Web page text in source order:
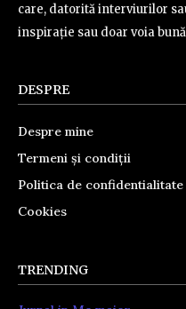
care, datorită interviurilor
inspirație sau doar voia
DESPRE
Despre mine
Termeni și condiții
Politica de confidentialitate
Cookies
TRENDING